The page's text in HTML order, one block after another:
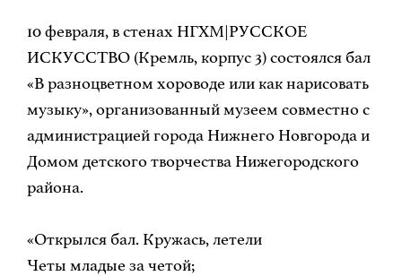
10 февраля, в стенах НГХМ|РУССКОЕ
ИСКУССТВО (Кремль, корпус 3) состоялся бал
«В разноцветном хороводе или как нарисовать
музыку», организованный музеем совместно с
администрацией города Нижнего Новгорода и
Домом детского творчества Нижегородского
района.
«Открылся бал. Кружась, летели
Четы младые за четой;